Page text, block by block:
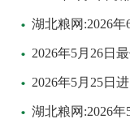
湖北粮网:2026
2026年5月26日
2026年5月25日
湖北粮网:2026